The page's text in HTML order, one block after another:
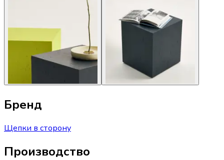
Бренд
Щепки в сторону
Производство